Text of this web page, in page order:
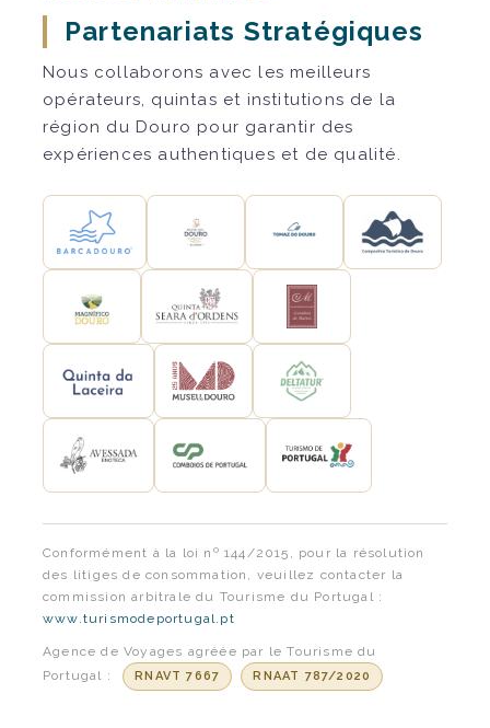
Partenariats Stratégiques
Nous collaborons avec les meilleurs
opérateurs, quintas et institutions de la
région du Douro pour garantir des
expériences authentiques et de qualité.
Conformément à la loi nº 144/2015, pour la résolution
des litiges de consommation, veuillez contacter la
commission arbitrale du Tourisme du Portugal :
www.turismodeportugal.pt
Agence de Voyages agréée par le Tourisme du
Portugal :
RNAVT 7667 RNAAT 787/2020